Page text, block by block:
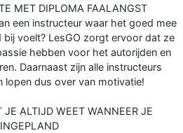
MET DIPLOMA FAALANGST
een instructeur waar het goed mee
voelt? LesGO zorgt ervoor dat ze
hebben voor het autorijden en
Daarnaast zijn alle instructeurs
lopen dus over van motivatie!
ALTIJD WEET WANNEER JE